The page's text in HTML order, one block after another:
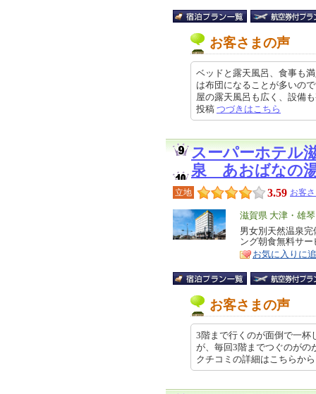
お客さまの声
ベッドと露天風呂、食事も
は布団になることが多いの
屋の露天風呂も広く、設備
投稿 つづきはこちら
スーパーホテル
泉 あおばなの
立地 3.59 お客
エ
リ
ア
滋賀県 大津・雄
特
徴
男女別天然温泉
ング朝食無料サー
お気に入りに
お客さまの声
3階まで行くのが面倒で一杯
が、毎回3階までつぐのがの
クチコミの詳細はこちら